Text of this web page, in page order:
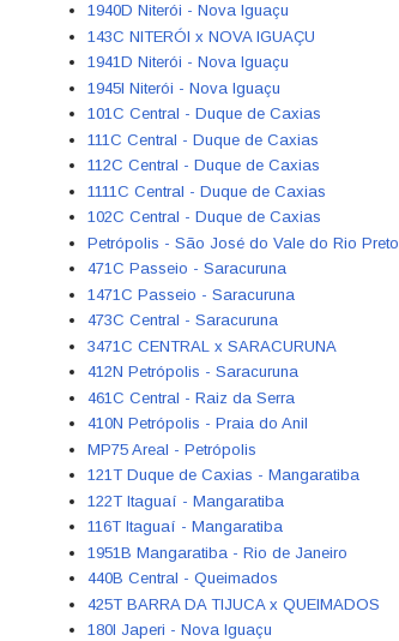
1940D Niterói - Nova Iguaçu
143C NITERÓI x NOVA IGUAÇU
1941D Niterói - Nova Iguaçu
1945I Niterói - Nova Iguaçu
101C Central - Duque de Caxias
111C Central - Duque de Caxias
112C Central - Duque de Caxias
1111C Central - Duque de Caxias
102C Central - Duque de Caxias
Petrópolis - São José do Vale do Rio Preto
471C Passeio - Saracuruna
1471C Passeio - Saracuruna
473C Central - Saracuruna
3471C CENTRAL x SARACURUNA
412N Petrópolis - Saracuruna
461C Central - Raiz da Serra
410N Petrópolis - Praia do Anil
MP75 Areal - Petrópolis
121T Duque de Caxias - Mangaratiba
122T Itaguaí - Mangaratiba
116T Itaguaí - Mangaratiba
1951B Mangaratiba - Rio de Janeiro
440B Central - Queimados
425T BARRA DA TIJUCA x QUEIMADOS
180I Japeri - Nova Iguaçu